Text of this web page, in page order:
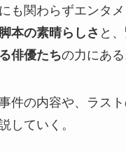
も関わらずエンタ
脚本の素晴らしさ と
俳優たちの力にある
件の内容や、ラス
していく。